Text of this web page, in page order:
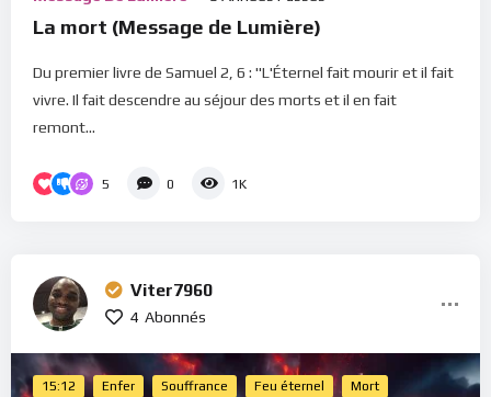
La mort (Message de Lumière)
Du premier livre de Samuel 2, 6 : "L'Éternel fait mourir et il fait
vivre. Il fait descendre au séjour des morts et il en fait
remont...
5 0 1K
Viter7960
4 Abonnés
15:12 Enfer Souffrance Feu éternel Mort